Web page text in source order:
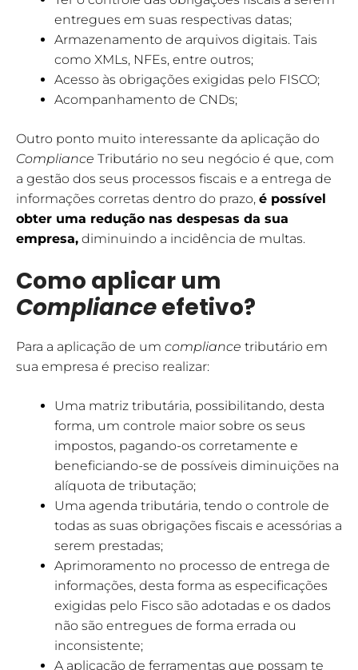
entregues em suas respectivas datas;
Armazenamento de arquivos digitais. Tais
como XMLs, NFEs, entre outros;
Acesso às obrigações exigidas pelo FISCO;
Acompanhamento de CNDs;
Outro ponto muito interessante da aplicação do
Compliance Tributário no seu negócio é que, com
a gestão dos seus processos fiscais e a entrega de
informações corretas dentro do prazo, é possível
obter uma redução nas despesas da sua
empresa, diminuindo a incidência de multas.
Como aplicar um
Complianceefetivo?
Para a aplicação de um compliance tributário em
sua empresa é preciso realizar:
Uma matriz tributária, possibilitando, desta
forma, um controle maior sobre os seus
impostos, pagando-os corretamente e
beneficiando-se de possíveis diminuições na
alíquota de tributação;
Uma agenda tributária, tendo o controle de
todas as suas obrigações fiscais e acessórias a
serem prestadas;
Aprimoramento no processo de entrega de
informações, desta forma as especificações
exigidas pelo Fisco são adotadas e os dados
não são entregues de forma errada ou
inconsistente;
A aplicação de ferramentas que possam te